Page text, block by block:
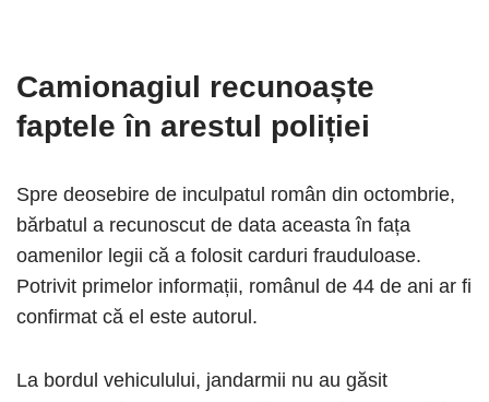
Camionagiul recunoaște
faptele în arestul poliției
Spre deosebire de inculpatul român din octombrie,
bărbatul a recunoscut de data aceasta în fața
oamenilor legii că a folosit carduri frauduloase.
Potrivit primelor informații, românul de 44 de ani ar fi
confirmat că el este autorul.
La bordul vehiculului, jandarmii nu au găsit